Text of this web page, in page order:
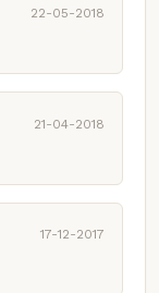
22-05-2018
21-04-2018
17-12-2017